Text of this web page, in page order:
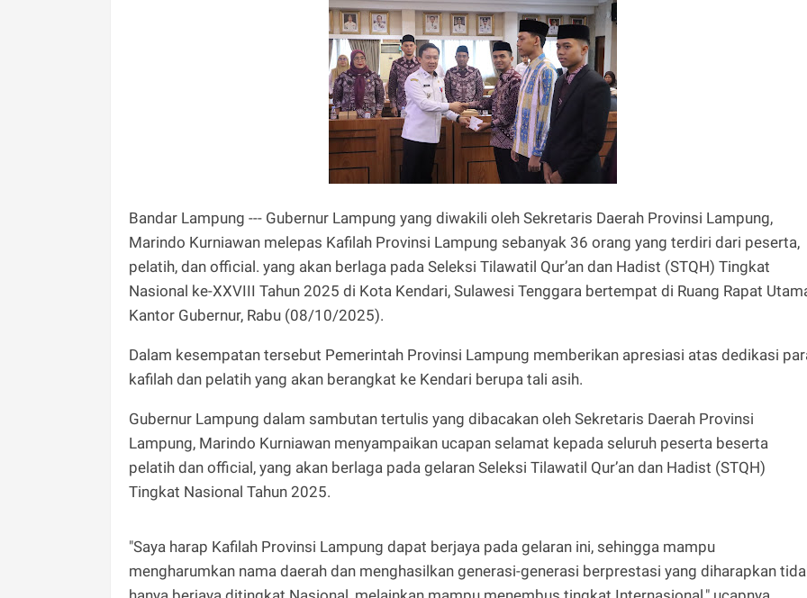
Bandar Lampung --- Gubernur Lampung yang diwakili oleh Sekretaris Daerah Provinsi Lampung,
Marindo Kurniawan melepas Kafilah Provinsi Lampung sebanyak 36 orang yang terdiri dari peserta,
pelatih, dan official. yang akan berlaga pada Seleksi Tilawatil Qur’an dan Hadist (STQH) Tingkat
Nasional ke-XXVIII Tahun 2025 di Kota Kendari, Sulawesi Tenggara bertempat di Ruang Rapat
Kantor Gubernur, Rabu (08/10/2025).
Dalam kesempatan tersebut Pemerintah Provinsi Lampung memberikan apresiasi atas dedikasi
kafilah dan pelatih yang akan berangkat ke Kendari berupa tali asih.
Gubernur Lampung dalam sambutan tertulis yang dibacakan oleh Sekretaris Daerah Provinsi
Lampung, Marindo Kurniawan menyampaikan ucapan selamat kepada seluruh peserta beserta
pelatih dan official, yang akan berlaga pada gelaran Seleksi Tilawatil Qur’an dan Hadist (STQH)
Tingkat Nasional Tahun 2025.
"Saya harap Kafilah Provinsi Lampung dapat berjaya pada gelaran ini, sehingga mampu
mengharumkan nama daerah dan menghasilkan generasi-generasi berprestasi yang diharapkan